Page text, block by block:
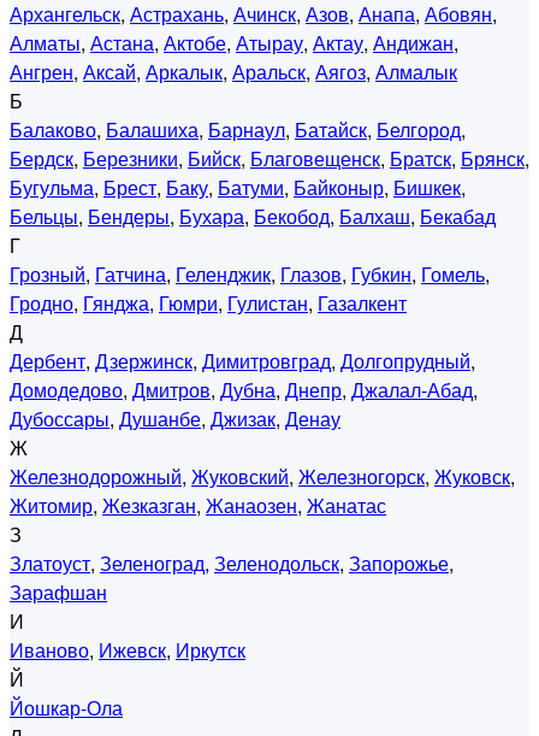
Архангельск, Астрахань, Ачинск, Азов, Анапа, Абовян,
Алматы, Астана, Актобе, Атырау, Актау, Андижан,
Ангрен, Аксай, Аркалык, Аральск, Аягоз, Алмалык
Б
Балаково, Балашиха, Барнаул, Батайск, Белгород,
Бердск, Березники, Бийск, Благовещенск, Братск, Брянск,
Бугульма, Брест, Баку, Батуми, Байконыр, Бишкек,
Бельцы, Бендеры, Бухара, Бекобод, Балхаш, Бекабад
Г
Грозный, Гатчина, Геленджик, Глазов, Губкин, Гомель,
Гродно, Гянджа, Гюмри, Гулистан, Газалкент
Д
Дербент, Дзержинск, Димитровград, Долгопрудный,
Домодедово, Дмитров, Дубна, Днепр, Джалал-Абад,
Дубоссары, Душанбе, Джизак, Денау
Ж
Железнодорожный, Жуковский, Железногорск, Жуковск,
Житомир, Жезказган, Жанаозен, Жанатас
З
Златоуст, Зеленоград, Зеленодольск, Запорожье,
Зарафшан
И
Иваново, Ижевск, Иркутск
Й
Йошкар-Ола